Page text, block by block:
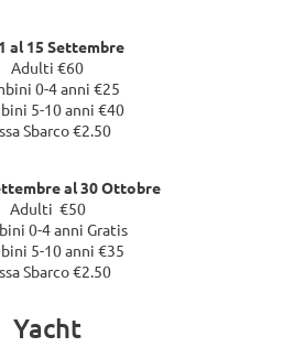
al 15 Settembre
Adulti €60
0-4 anni €25
5-10 anni €40
Sbarco €2.50
al 30 Ottobre
Adulti €50
0-4 anni Gratis
5-10 anni €35
Sbarco €2.50
Yacht